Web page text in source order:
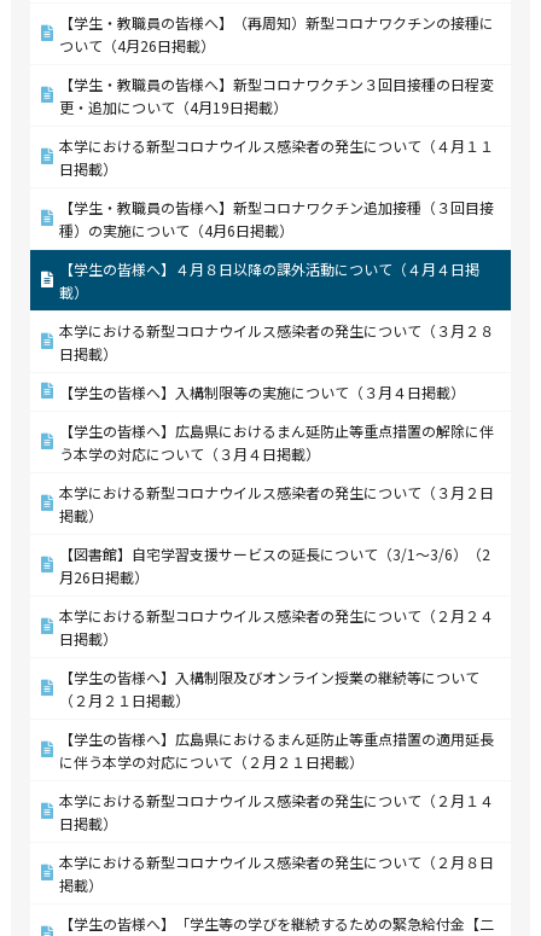
【学生・教職員の皆様へ】（再周知）新型コロナワクチンの接種に
ついて（4月26日掲載）
【学生・教職員の皆様へ】新型コロナワクチン３回目接種の日程変
更・追加について（4月19日掲載）
本学における新型コロナウイルス感染者の発生について（４月１１
日掲載）
【学生・教職員の皆様へ】新型コロナワクチン追加接種（３回目接
種）の実施について（4月6日掲載）
【学生の皆様へ】４月８日以降の課外活動について（４月４日掲
載）
本学における新型コロナウイルス感染者の発生について（３月２８
日掲載）
【学生の皆様へ】入構制限等の実施について（３月４日掲載）
【学生の皆様へ】広島県におけるまん延防止等重点措置の解除に伴
う本学の対応について（３月４日掲載）
本学における新型コロナウイルス感染者の発生について（３月２日
掲載）
【図書館】自宅学習支援サービスの延長について（3/1～3/6）（2
月26日掲載）
本学における新型コロナウイルス感染者の発生について（２月２４
日掲載）
【学生の皆様へ】入構制限及びオンライン授業の継続等について
（２月２１日掲載）
【学生の皆様へ】広島県におけるまん延防止等重点措置の適用延長
に伴う本学の対応について（２月２１日掲載）
本学における新型コロナウイルス感染者の発生について（２月１４
日掲載）
本学における新型コロナウイルス感染者の発生について（２月８日
掲載）
【学生の皆様へ】「学生等の学びを継続するための緊急給付金【二